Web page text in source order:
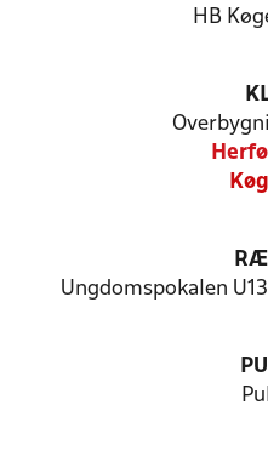
HB
Ungdomspokalen